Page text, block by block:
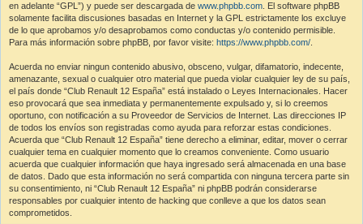
en adelante “GPL”) y puede ser descargada de www.phpbb.com . El software phpBB
solamente facilita discusiones basadas en Internet y la GPL estrictamente los excluye
de lo que aprobamos y/o desaprobamos como conductas y/o contenido permisible.
Para más información sobre phpBB, por favor visite: https://www.phpbb.com/
Acuerda no enviar ningun contenido abusivo, obsceno, vulgar, difamatorio, indecente,
amenazante, sexual o cualquier otro material que pueda violar cualquier ley de su país,
el país donde “Club Renault 12 España” está instalado o Leyes Internacionales. Hacer
eso provocará que sea inmediata y permanentemente expulsado y, si lo creemos
oportuno, con notificación a su Proveedor de Servicios de Internet. Las direcciones IP
de todos los envíos son registradas como ayuda para reforzar estas condiciones.
Acuerda que “Club Renault 12 España” tiene derecho a eliminar, editar, mover o cerrar
cualquier tema en cualquier momento que lo creamos conveniente. Como usuario
acuerda que cualquier información que haya ingresado será almacenada en una base
de datos. Dado que esta información no será compartida con ninguna tercera parte sin
su consentimiento, ni “Club Renault 12 España” ni phpBB podrán considerarse
responsables por cualquier intento de hacking que conlleve a que los datos sean
comprometidos.